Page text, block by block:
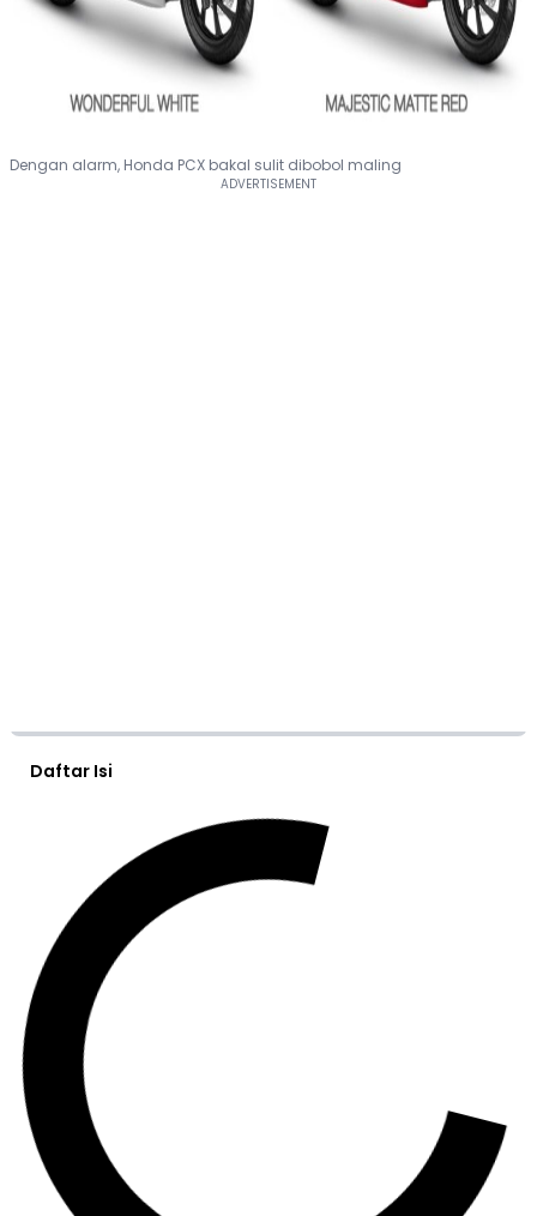
Dengan alarm, Honda PCX bakal sulit dibobol maling
Daftar Isi